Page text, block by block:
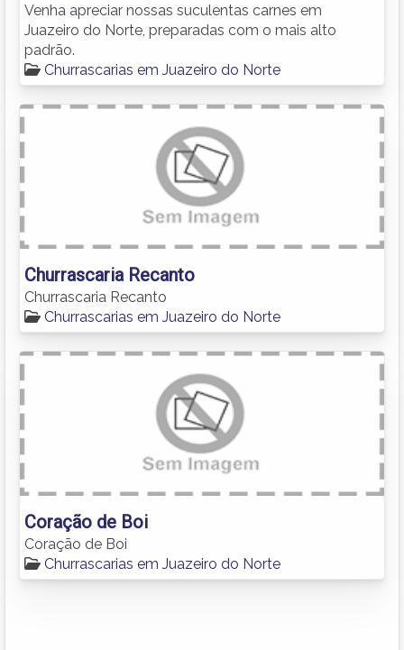
Venha apreciar nossas suculentas carnes em
Juazeiro do Norte, preparadas com o mais alto
padrão.
Churrascarias em Juazeiro do Norte
Churrascaria Recanto
Churrascaria Recanto
Churrascarias em Juazeiro do Norte
Coração de Boi
Coração de Boi
Churrascarias em Juazeiro do Norte